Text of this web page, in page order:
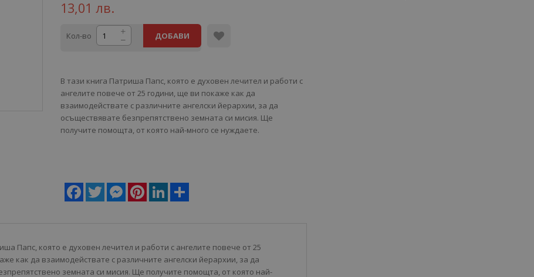
13,01 лв.
Кол-во ДОБАВИ
В тази книга Патриша Папс, която е духовен лечител и работи с
ангелите повече от 25 години, ще ви покаже как да
взаимодействате с различните ангелски йерархии, за да
осъществявате безпрепятствено земната си мисия. Ще
получите помощта, от която най-много се нуждаете.
Facebook
Twitter MessengerPinterestLinkedIn
Папс, която е духовен лечител и работи с ангелите повече от 25
как да взаимодействате с различните ангелски йерархии, за да
земната си мисия. Ще получите помощта, от която най-